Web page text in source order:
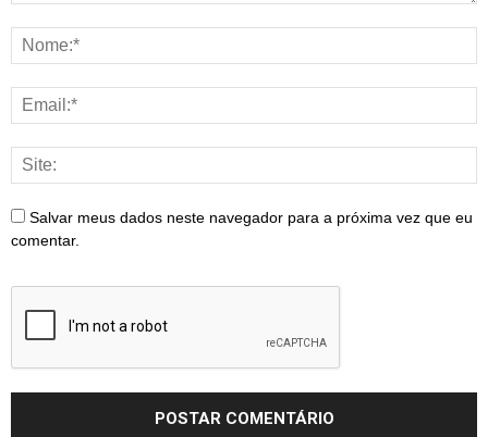
Salvar meus dados neste navegador para a próxima vez que eu
comentar.